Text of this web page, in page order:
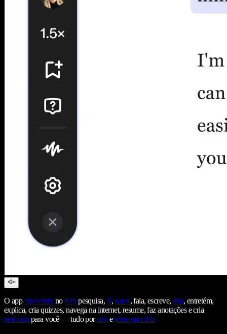
O app SpeechifynoiOS pesquisa, lê,narra, fala, escreve,dita, entretém,
explica, cria quizzes, navega na internet, resume, faz anotações e cria
podcastspara você — tudo porvozetexto para fala